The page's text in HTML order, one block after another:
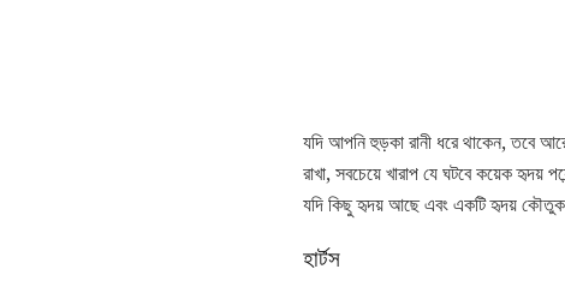
যদি আপনি হুড়কা রানী ধরে থাকেন, তবে
রাখা, সবচেয়ে খারাপ যে ঘটবে কয়েক
যদি কিছু হৃদয় আছে এবং একটি হৃদয় কৌতুক
হার্টস